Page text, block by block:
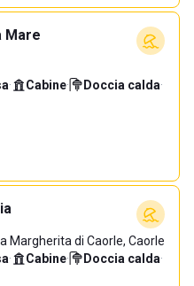
Mare
· Cabine· Doccia calda·
Margherita di Caorle, Caorle
· Cabine· Doccia calda·